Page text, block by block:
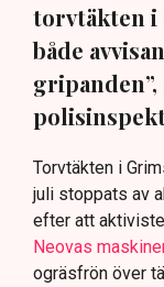
torvtäkten i
både
Torvtäkten i
juli stoppats av
efter att
Neovas
ogräsfrön över